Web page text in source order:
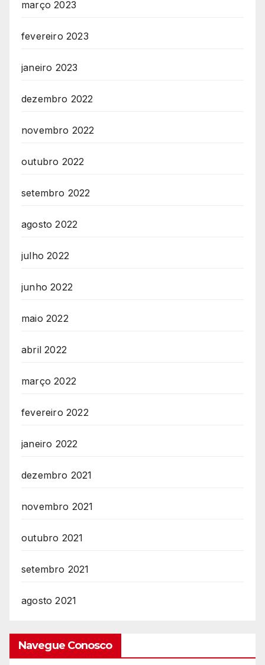
março 2023
fevereiro 2023
janeiro 2023
dezembro 2022
novembro 2022
outubro 2022
setembro 2022
agosto 2022
julho 2022
junho 2022
maio 2022
abril 2022
março 2022
fevereiro 2022
janeiro 2022
dezembro 2021
novembro 2021
outubro 2021
setembro 2021
agosto 2021
Navegue Conosco